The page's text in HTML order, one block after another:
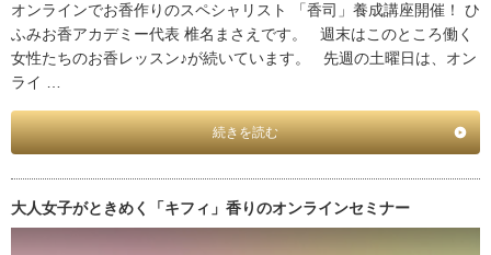
オンラインでお香作りのスペシャリスト 「香司」養成講座開催！ ひ
ふみお香アカデミー代表 椎名まさえです。 週末はこのところ働く
女性たちのお香レッスン♪が続いています。 先週の土曜日は、オン
ライ …
続きを読む
大人女子がときめく「キフィ」香りのオンラインセミナー